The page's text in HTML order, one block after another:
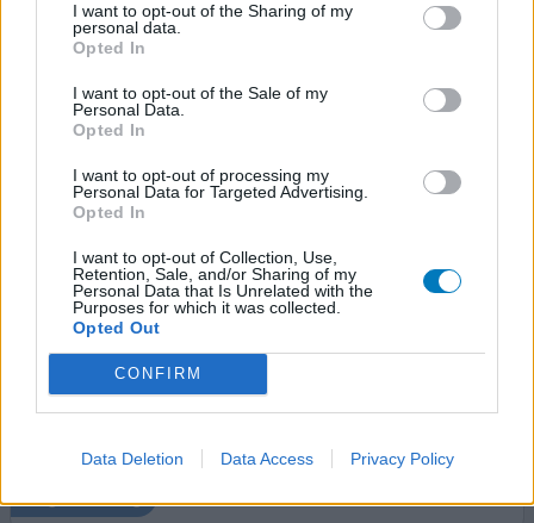
I want to opt-out of the Sharing of my
personal data.
Opted In
I want to opt-out of the Sale of my
Personal Data.
Opted In
I want to opt-out of processing my
Personal Data for Targeted Advertising.
Opted In
I want to opt-out of Collection, Use,
Retention, Sale, and/or Sharing of my
Personal Data that Is Unrelated with the
Purposes for which it was collected.
Opted Out
CONFIRM
Data Deletion Data Access Privacy Policy
Cyress
27-04-2026 | Vrouw | 61
Hoge bloeddruk
Effectiviteit
Hoeveelheid bijwerkingen
Bijwerkingen
voorkant van de knie doet pijn
enkelpijn
Wat een hel! Ik heb neuropatie aan mijn voeten en kan
bijna niet meer lopen, ook heb ik brandende onderbenen
en gewrichtspijn in mijn knieen. Pijn in onderbuik, ik kan
niet meer functioneren en slaap slecht. Ik wil stoppen